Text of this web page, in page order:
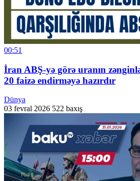
00:51
İran ABŞ-yə görə uranın
20 faizə endirməyə hazırdır
Dünya
03 fevral 2026 522 baxış